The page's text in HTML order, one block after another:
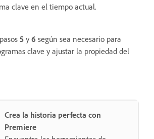
clave en el tiempo actual.
5 y 6 según sea necesario para
clave y ajustar la propiedad del
Crea la historia perfecta con
Premiere